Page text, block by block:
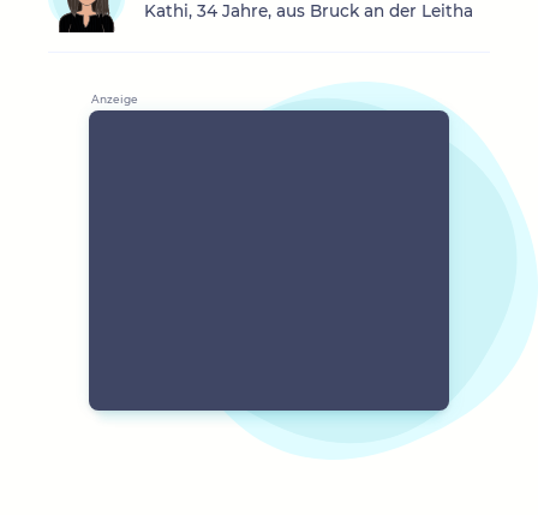
Kathi, 34 Jahre, aus Bruck an der Leitha